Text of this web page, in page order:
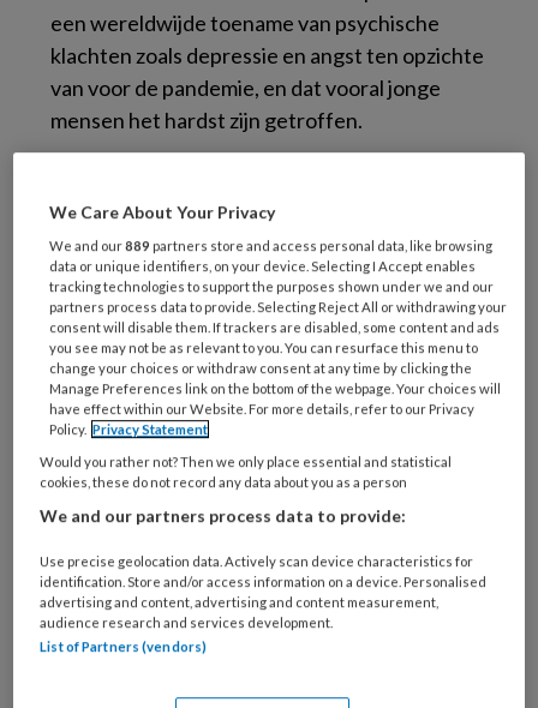
een wereldwijde toename van psychische
klachten zoals depressie en angst ten opzichte
van voor de pandemie, en dat vooral jonge
mensen het hardst zijn getroffen.
bevindingen in Nederland, die twee weken
geleden ook door de Gezondheidsraad zijn
gerapporteerd. Maar de informatie die we
nu hebben over de impact van het coronavirus
op de geestelijke gezondheid van de wereld is
slechts het topje van de ijsberg. Dit is een
wake-up call voor alle landen om meer
aandacht te besteden aan
geestelijke gezondheid en de geestelijke
te ondersteunen.”
VU-rectorJeroen Geurts: “Dit onderzoek
onderstreept nogmaals het belang om te
blijven investeren in de mentale gezondheid en
We Care About Your Privacy
We and our889 partners store and access personal data, like browsing
data or unique identifiers, on your device. Selecting I Accept enables
tracking technologies to support the purposes shown under we and our
partners process data to provide. Selecting Reject All or withdrawing your
consent will disable them. If trackers are disabled, some content and ads
you see may not be as relevant to you. You can resurface this menu to
change your choices or withdraw consent at any time by clicking the
Manage Preferences link on the bottom of the webpage. Your choices will
have effect within our Website. For more details, refer to our Privacy
Policy. Privacy Statement
Would you rather not? Then we only place essential and statistical
cookies, these do not record any data about you as a person
We and our partners process data to provide:
Use precise geolocation data. Actively scan device characteristics for
identification. Store and/or access information on a device. Personalised
advertising and content, advertising and content measurement,
audience research and services development.
List of Partners (vendors)